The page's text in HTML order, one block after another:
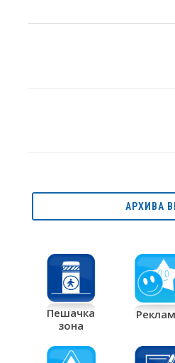
АРХИВА
Пешачка
зона